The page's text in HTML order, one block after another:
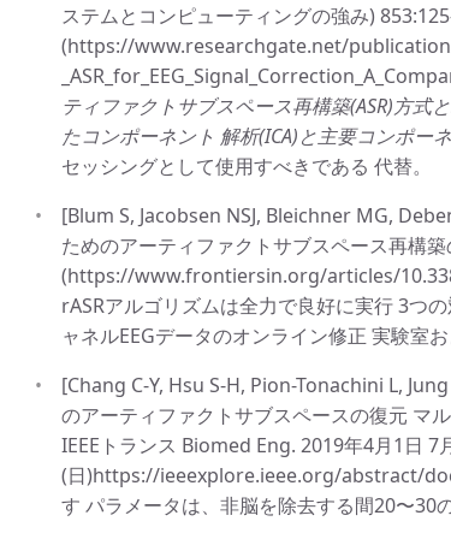
ステムとコンピューティングの強み)
(https://www.researchgate.net/
ティファクトサブスペース再構築(ASR)方式
たコンポーネント 解析(ICA)と主要コンポー
セッシングとして使用すべきである 代替。
[Blum S, Jacobsen NSJ, Bleichner MG,
ためのアーティファクトサブスペース再構
(https://www.frontiersin.org/articles/
rASRアルゴリズムは全力で良好に実行 3つ
ャネルEEGデータのオンライン修正 実験室
[Chang C-Y, Hsu S-H, Pion-Tonachini L,
のアーティファクトサブスペースの復元 マ
IEEEトランス Biomed Eng. 2019年4月1日 7
(日)https://ieeexplore.ieee.org/abstract/
す パラメータは、非脳を除去する間20〜30